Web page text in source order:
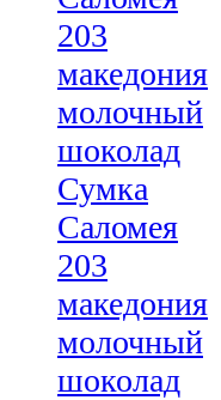
Сумка
Саломея
203
македония
молочный
шоколад